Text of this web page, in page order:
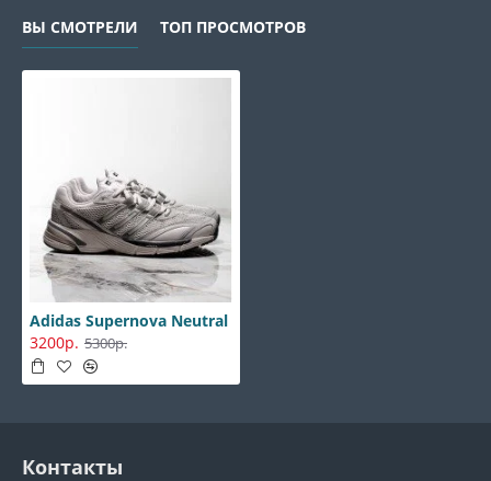
ВЫ СМОТРЕЛИ ТОП ПРОСМОТРОВ
Adidas Supernova Neutral
3200р. 5300р.
Контакты